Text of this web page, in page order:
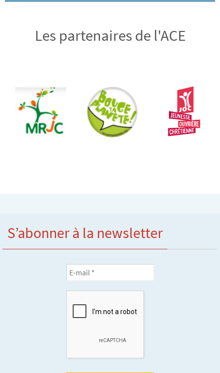
Les partenaires de l'ACE
S’abonner à la newsletter